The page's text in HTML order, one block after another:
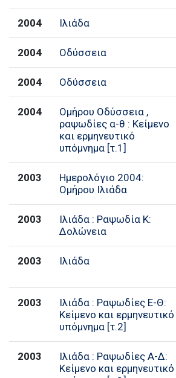
2004 Ιλιάδα
2004 Οδύσσεια
2004 Οδύσσεια
2004
Ομήρου Οδύσσεια ,
ραψωδίες α-θ : Κείμενο
και ερμηνευτικό
υπόμνημα [τ.1]
2003
Ημερολόγιο 2004:
Ομήρου Ιλιάδα
2003
Ιλιάδα : Ραψωδία Κ:
Δολώνεια
2003 Ιλιάδα
2003
Ιλιάδα : Ραψωδίες Ε-Θ:
Κείμενο και ερμηνευτικό
υπόμνημα [τ.2]
2003
Ιλιάδα : Ραψωδίες Α-Δ:
Κείμενο και ερμηνευτικό